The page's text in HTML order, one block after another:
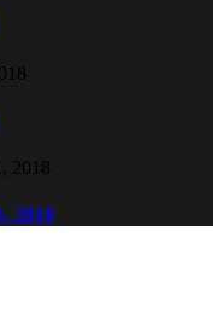
2018